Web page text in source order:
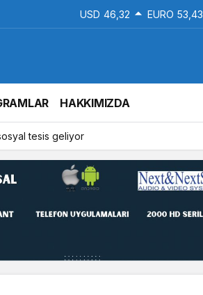
USD 46,32 EURO 53,43
HAKKIMIZDA
tesis geliyor